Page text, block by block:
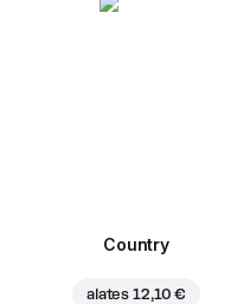
Country
alates 12,10 €